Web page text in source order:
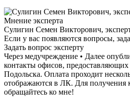
Мнение эксперта
Сулигин Семен Викторович,
Если у вас появляются вопросы,
Задать вопрос эксперту
Через медучреждение • Далее
контакты офисов,
Подольска. Оплата проходит
отображаются в ЛК. Для получения
обращайтесь ко мне!